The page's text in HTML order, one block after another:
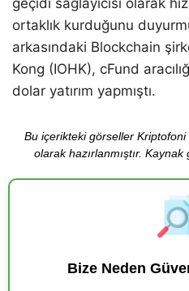
geçidi sağlayıcısı olarak
ortaklık kurduğunu
arkasındaki Blockchain
Kong (IOHK), cFund
dolar yatırım yapmıştı.
Bu içerikteki görseller
olarak hazırlanmıştır.
Bize Neden